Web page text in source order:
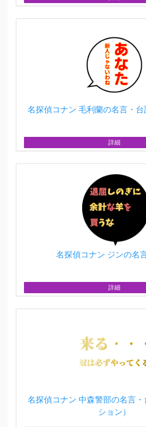
名探偵コナン 毛利蘭の名言・台
詳細
名探偵コナン ジンの名
詳細
名探偵コナン 中森警部の名言
ション）